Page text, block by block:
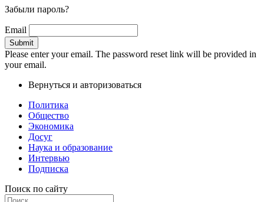
Забыли пароль?
Email
Please enter your email. The password reset link will be provided in
your email.
Вернуться и авторизоваться
Политика
Общество
Экономика
Досуг
Наука и образование
Интервью
Подписка
Поиск по сайту